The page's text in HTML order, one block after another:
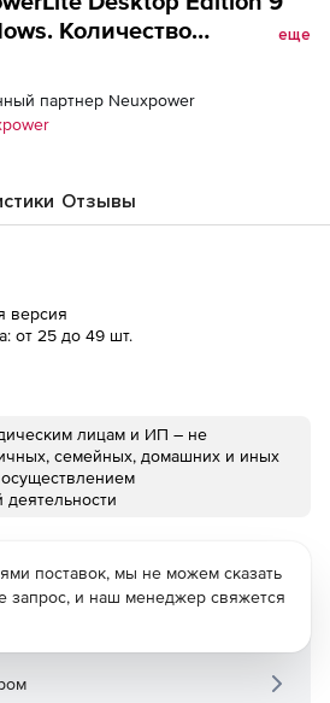
Количество
еще
партнер Neuxpower
Отзывы
версия
от 25 до 49 шт.
лицам и ИП – не
семейных, домашних и иных
деятельности
поставок, мы не можем сказать
запрос, и наш менеджер свяжется